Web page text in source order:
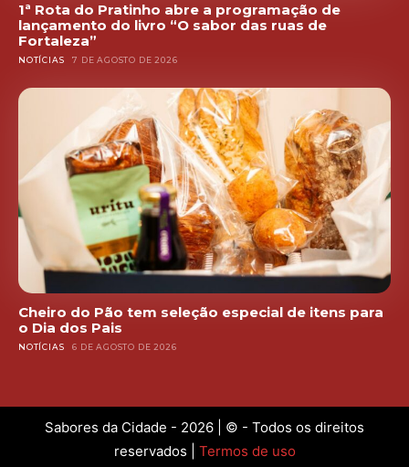
1ª Rota do Pratinho abre a programação de
lançamento do livro “O sabor das ruas de
Fortaleza”
NOTÍCIAS 7 DE AGOSTO DE 2026
Cheiro do Pão tem seleção especial de itens para
o Dia dos Pais
NOTÍCIAS 6 DE AGOSTO DE 2026
Sabores da Cidade - 2026 | © - Todos os direitos
reservados | Termos de uso